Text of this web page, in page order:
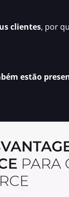
clientes, por
estão